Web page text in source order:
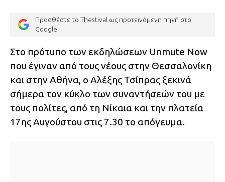
Προσθέστε το Thestival ως προτεινόμενη πηγή στο
Google
Στο πρότυπο των εκδηλώσεων Unmute Now
που έγιναν από τους νέους στην Θεσσαλονίκη
και στην Αθήνα, ο Αλέξης Τσίπρας ξεκινά
σήμερα τον κύκλο των συναντήσεών του με
τους πολίτες, από τη Νίκαια και την πλατεία
17ης Αυγούστου στις 7.30 το απόγευμα.